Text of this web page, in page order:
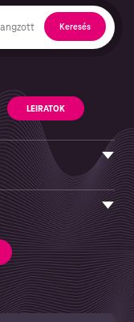
Keresés
LEIRATOK